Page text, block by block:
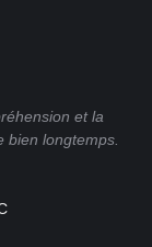
et la
bien longtemps.